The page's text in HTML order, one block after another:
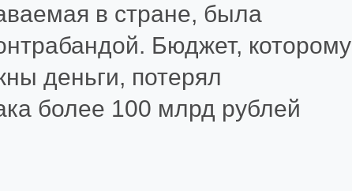
в стране, была
Бюджет, которому
деньги, потерял
более 100 млрд рублей